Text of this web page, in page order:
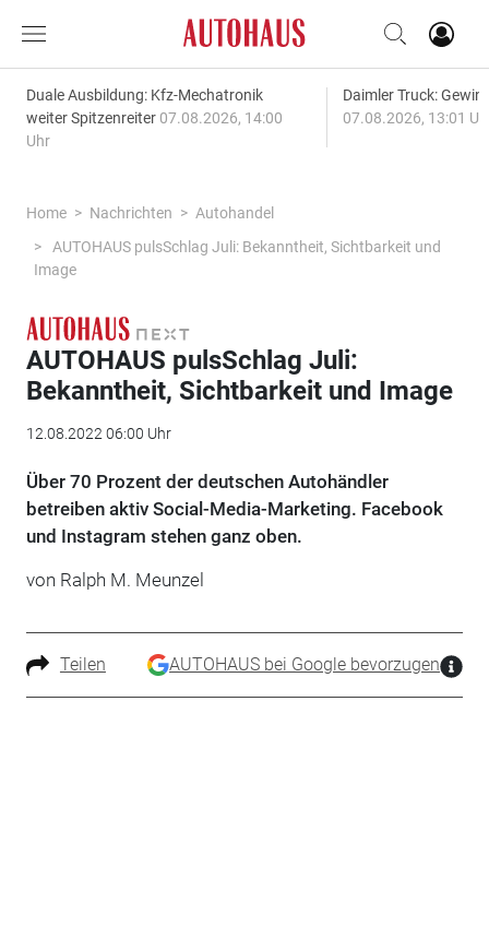
Duale Ausbildung: Kfz-Mechatronik
weiter Spitzenreiter 07.08.2026, 14:00
Uhr
Daimler Truck:
07.08.2026, 13:01
Home Nachrichten
Autohandel
AUTOHAUS pulsSchlag Juli: Bekanntheit, Sichtbarkeit und
Image
AUTOHAUS pulsSchlag Juli:
Bekanntheit, Sichtbarkeit und Image
12.08.2022 06:00 Uhr
Über 70 Prozent der deutschen Autohändler
betreiben aktiv Social-Media-Marketing. Facebook
und Instagram stehen ganz oben.
von Ralph M. Meunzel
Teilen AUTOHAUS bei Google bevorzugen